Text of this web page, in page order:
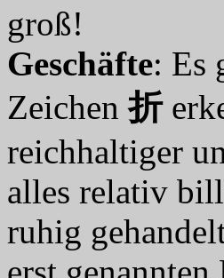
groß!
Geschäfte: Es
Zeichen折
reichhaltiger
alles relativ
ruhig